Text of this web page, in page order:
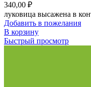
340,00 ₽
луковица высажена в
Добавить в пожелания
В корзину
Быстрый просмотр